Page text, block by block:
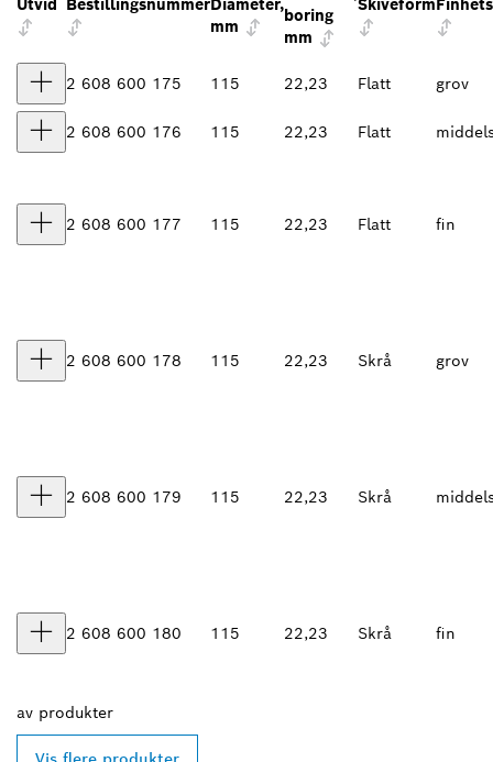
Utvid BestillingsnummerDiameter,
mm
boring
mm
Skiveform
2 608 600 175 115 22,23 Flatt grov
2 608 600 176 115 22,23 Flatt
2 608 600 177 115 22,23 Flatt fin
2 608 600 178 115 22,23 Skrå grov
2 608 600 179 115 22,23 Skrå
2 608 600 180 115 22,23 Skrå fin
av produkter